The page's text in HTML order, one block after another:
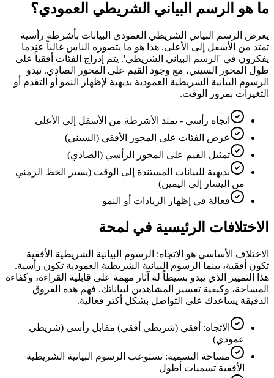
ما هو الرسم البياني الشريطي العمودي؟
يعرض الرسم البياني الشريطي العمودي البيانات بأشرطة رأسية
تمتد من الأسفل إلى الأعلى. هذا هو ما يتصوره الناس غالباً عندما
يفكرون في 'الرسم البياني الشريطي'. يتم إدراج الفئات أفقياً على
طول المحور السيني، مع وجود القيم على المحور الصادي. تبدو
الرسوم البيانية الشريطية العمودية بديهية لإظهار النمو أو التقدم أو
التغيرات بمرور الوقت.
اتجاه رأسي - تمتد الأشرطة من الأسفل إلى الأعلى
عرض الفئات على المحور الأفقي (السيني)
تمثيل القيم على المحور الرأسي (الصادي)
بديهية للبيانات المستندة إلى الوقت (يسير الخط الزمني
من اليسار إلى اليمين)
فعالة في إظهار الزيادات أو النمو
الاختلافات الرئيسية في لمحة
الاختلاف الأساسي هو الاتجاه: الرسوم البيانية الشريطية الأفقية
تكون أفقية، بينما الرسوم البيانية الشريطية العمودية تكون رأسية.
هذا التمييز الذي يبدو بسيطاً له آثار مهمة على قابلية القراءة، وكفاءة
المساحة، وكيفية تفسير المشاهدين لبياناتك. فهم هذه الفروق
الدقيقة يساعدك على التواصل بشكل أكثر فعالية.
الاتجاه: أفقي (شريطي أفقي) مقابل رأسي (شريطي
عمودي)
مساحة التسمية: تستوعب الرسوم البيانية الشريطية
الأفقية تسميات أطول